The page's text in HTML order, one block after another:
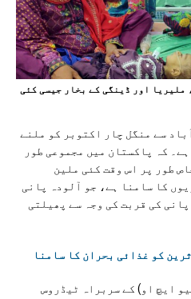
ملیریا اور ڈینگی کے بخار جیسی کئی
سے منگل چار اکتوبر کو ملنے
کہ پاکستان میں مجموعی طور
طور پر اس وقت کئی ملین
کا سامنا ہے، جو آلودہ پانی
کی قربت کی وجہ سے پھیلتی
کو غذائی بحران کا سامنا
ایچ او) کے سربراہ ٹیڈروس